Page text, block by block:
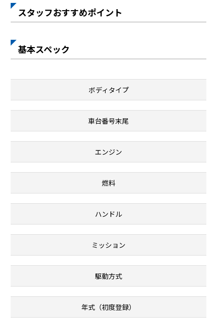
スタッフおすすめポイント
基本スペック
ボディタイプ
車台番号末尾
エンジン
燃料
ハンドル
ミッション
駆動方式
年式（初度登録）